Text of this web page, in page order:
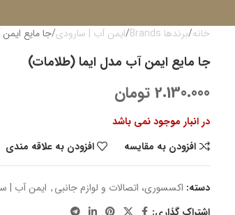
خانه برندها Brands ایمن آب | سارودی جا مایع
جا مایع ایمن آب مدل ایما (طلامات)
2.130.000 تومان
در انبار موجود نمی باشد
افزودن به مقایسه
افزودن به علاقه مندی
دسته: اکسسوری، اتصالات و لوازم جانبی, ایمن آب |